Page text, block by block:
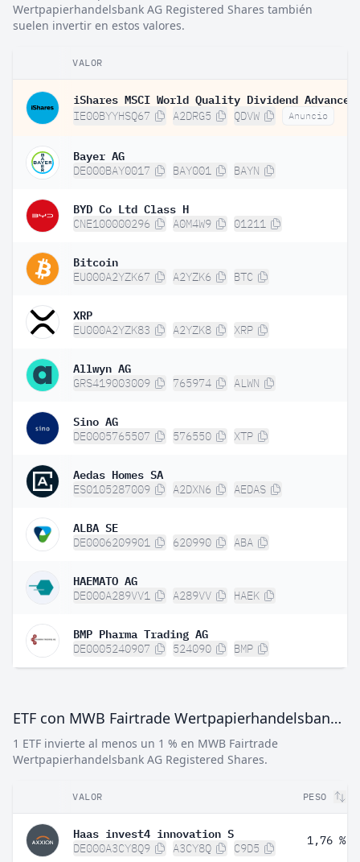
Wertpapierhandelsbank AG Registered Shares también
suelen invertir en estos valores.
VALOR
IE00BYYHSQ67 A2DRG5 QDVW Anuncio
Bayer AG
DE000BAY0017 BAY001 BAYN
BYD Co Ltd Class H
CNE100000296 A0M4W9 01211
Bitcoin
EU000A2YZK67 A2YZK6 BTC
XRP
EU000A2YZK83 A2YZK8 XRP
Allwyn AG
GRS419003009 765974 ALWN
Sino AG
DE0005765507 576550 XTP
Aedas Homes SA
ES0105287009 A2DXN6 AEDAS
ALBA SE
DE0006209901 620990 ABA
HAEMATO AG
DE000A289VV1 A289VV HAEK
BMP Pharma Trading AG
DE0005240907 524090 BMP
ETF con MWB Fairtrade Wertpapierhandelsbank AG Registered Shares
1 ETF invierte al menos un 1 % en MWB Fairtrade
Wertpapierhandelsbank AG Registered Shares.
VALOR PESO
Haas invest4 innovation S
DE000A3CY8Q9 A3CY8Q C9D5
1,76 %